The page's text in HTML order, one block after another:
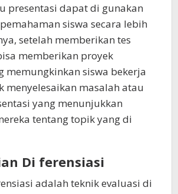
presentasi dapat di gunakan
siswa secara lebih
setelah memberikan tes
memberikan proyek
memungkinkan siswa bekerja
menyelesaikan masalah atau
yang menunjukkan
tentang topik yang di
Di ferensiasi
adalah teknik evaluasi di